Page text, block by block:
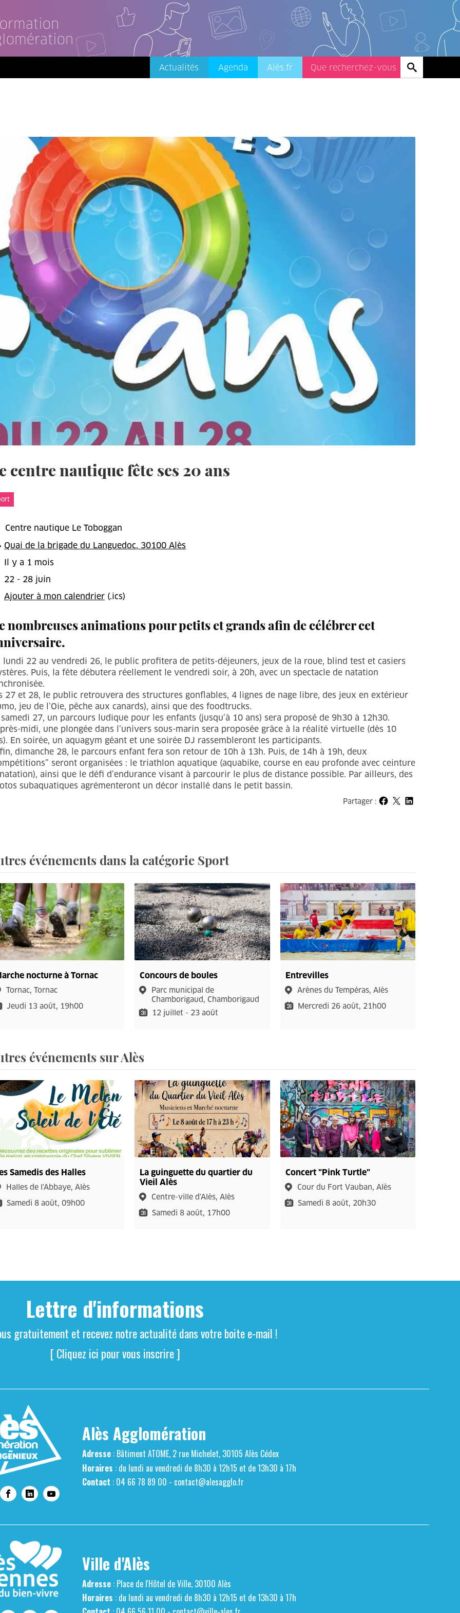
Actualités Agenda Alès.fr
centre nautique fête ses 20 ans
Centre nautique Le Toboggan
Quai de la brigade du Languedoc, 30100 Alès
Il y a 1 mois
22 - 28 juin
Ajouter à mon calendrier (.ics)
nombreuses animations pour petits et grands afin de célébrer cet
lundi 22 au vendredi 26, le public profitera de petits-déjeuners, jeux de la roue, blind test et casiers
Puis, la fête débutera réellement le vendredi soir, à 20h, avec un spectacle de natation
27 et 28, le public retrouvera des structures gonflables, 4 lignes de nage libre, des jeux en extérieur
jeu de l’Oie, pêche aux canards), ainsi que des foodtrucks.
27, un parcours ludique pour les enfants (jusqu’à 10 ans) sera proposé de 9h30 à 12h30.
midi, une plongée dans l’univers sous-marin sera proposée grâce à la réalité virtuelle (dès 10
En soirée, un aquagym géant et une soirée DJ rassembleront les participants.
dimanche 28, le parcours enfant fera son retour de 10h à 13h. Puis, de 14h à 19h, deux
seront organisées : le triathlon aquatique (aquabike, course en eau profonde avec ceinture
ainsi que le défi d’endurance visant à parcourir le plus de distance possible. Par ailleurs, des
subaquatiques agrémenteront un décor installé dans le petit bassin.
Partager :Partager sur Facebook
Partager sur X
Partager sur LinkedIn
événements dans la catégorie Sport
nocturne à Tornac
Tornac, Tornac
Jeudi 13 août, 19h00
Concours de boules
Parc municipal de
Chamborigaud, Chamborigaud
12 juillet - 23 août
Entrevilles
Arènes du Tempéras, Alès
Mercredi 26 août, 21h00
événements sur Alès
Samedis des Halles
Halles de l'Abbaye, Alès
Samedi 8 août, 09h00
La guinguette du quartier du
Vieil Alès
Centre-ville d'Alès, Alès
Samedi 8 août, 17h00
Concert "Pink Turtle"
Cour du Fort Vauban, Alès
Samedi 8 août, 20h30
Lettre d'informations
gratuitement et recevez notre actualité dans votre boite e-mail !
[ Cliquez ici pour vous inscrire ]
Alès Agglomération
Adresse: Bâtiment ATOME, 2 rue Michelet, 30105 Alès Cédex
Horaires : du lundi au vendredi de 8h30 à 12h15 et de 13h30 à 17h
Contact : 04 66 78 89 00 - contact@alesagglo.fr
Ville d'Alès
Adresse: Place de l'Hôtel de Ville, 30100 Alès
Horaires : du lundi au vendredi de 8h30 à 12h15 et de 13h30 à 17h